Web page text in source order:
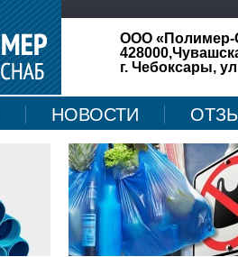
ООО «Полимер-
г. Чебоксары,
НОВОСТИ